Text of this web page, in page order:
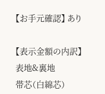
【お手元確認】 あり
【表示金額の内訳】
表地&裏地
帯芯（白綿芯）